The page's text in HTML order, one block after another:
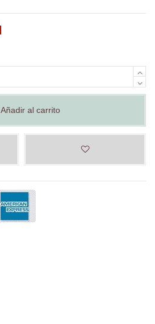
Añadir al carrito